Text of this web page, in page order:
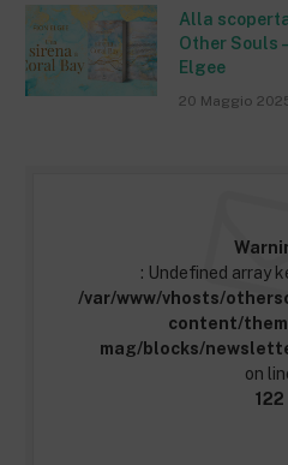
Alla
Other Souls
Elgee
20 Maggio
: Undefined array
/var/www/vhosts/
content/
mag/blocks/
on
122